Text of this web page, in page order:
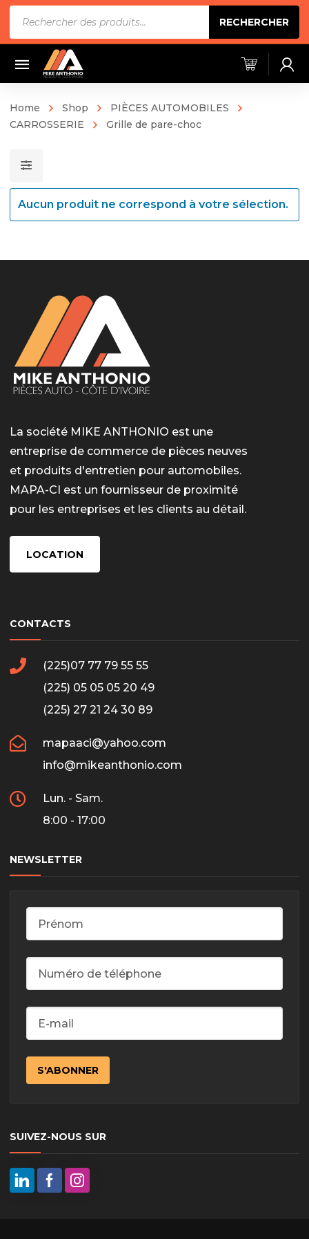
produits
RECHERCHER
Home Shop
PIÈCES AUTOMOBILES
CARROSSERIE
Grille de pare-choc
Aucun produit ne correspond à votre sélection.
La société MIKE ANTHONIO est une
entreprise de commerce de pièces neuves
et produits d'entretien pour automobiles.
MAPA-CI est un fournisseur de proximité
pour les entreprises et les clients au détail.
LOCATION
CONTACTS
(225)07 77 79 55 55
(225) 05 05 05 20 49
(225) 27 21 24 30 89
mapaaci@yahoo.com
info@mikeanthonio.com
Lun. - Sam.
8:00 - 17:00
NEWSLETTER
SUIVEZ-NOUS SUR